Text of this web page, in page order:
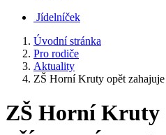
Jídelníček
Úvodní stránka
Pro rodiče
Aktuality
ZŠ Horní Kruty opět
ZŠ Horní Kruty